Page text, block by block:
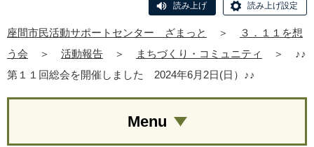
読み上げ 読み上げ設定
座間市民活動サポートセンター ざまっと ＞
３．１１を想
う会
＞ 活動報告 ＞ まちづくり・コミュニティ ＞
♪♪
第１１回総会を開催しました 2024年6月2日(日）♪♪
Menu